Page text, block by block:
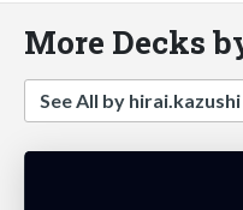
More Decks
See All by hirai.kazushi